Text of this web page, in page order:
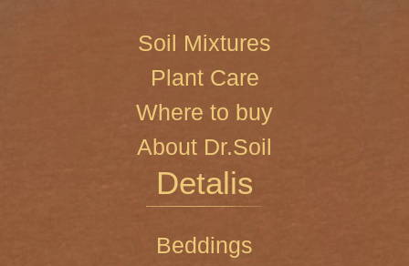
Soil Mixtures
Plant Care
Where to buy
About Dr.Soil
Detalis
Beddings